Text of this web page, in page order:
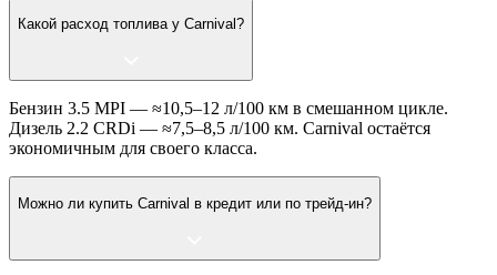
Какой расход топлива у Carnival?
Бензин 3.5 MPI — ≈10,5–12 л/100 км в смешанном цикле.
Дизель 2.2 CRDi — ≈7,5–8,5 л/100 км. Carnival остаётся
экономичным для своего класса.
Можно ли купить Carnival в кредит или по трейд-ин?